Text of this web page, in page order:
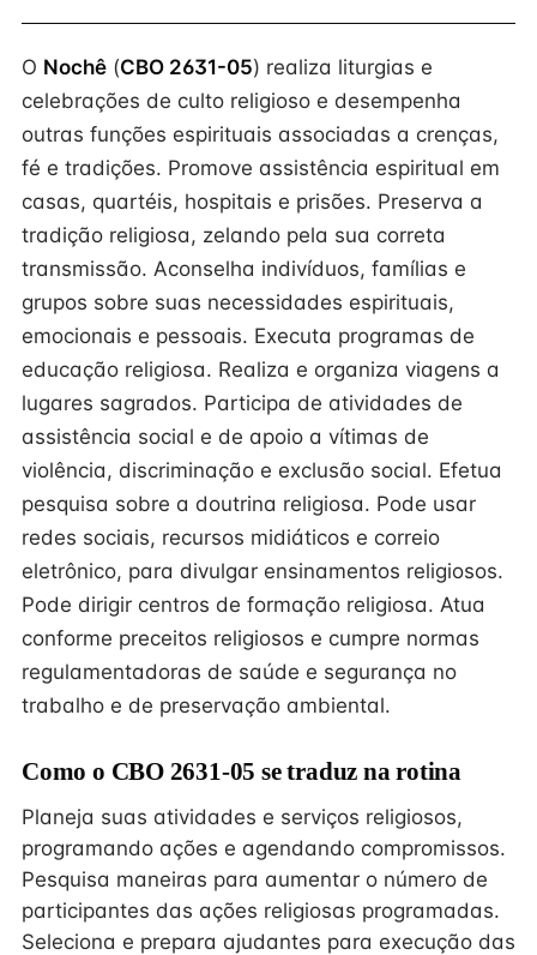
O Nochê (CBO 2631-05) realiza liturgias e
celebrações de culto religioso e desempenha
outras funções espirituais associadas a crenças,
fé e tradições. Promove assistência espiritual em
casas, quartéis, hospitais e prisões. Preserva a
tradição religiosa, zelando pela sua correta
transmissão. Aconselha indivíduos, famílias e
grupos sobre suas necessidades espirituais,
emocionais e pessoais. Executa programas de
educação religiosa. Realiza e organiza viagens a
lugares sagrados. Participa de atividades de
assistência social e de apoio a vítimas de
violência, discriminação e exclusão social. Efetua
pesquisa sobre a doutrina religiosa. Pode usar
redes sociais, recursos midiáticos e correio
eletrônico, para divulgar ensinamentos religiosos.
Pode dirigir centros de formação religiosa. Atua
conforme preceitos religiosos e cumpre normas
regulamentadoras de saúde e segurança no
trabalho e de preservação ambiental.
Como o CBO 2631-05 se traduz na rotina
Planeja suas atividades e serviços religiosos,
programando ações e agendando compromissos.
Pesquisa maneiras para aumentar o número de
participantes das ações religiosas programadas.
Seleciona e prepara ajudantes para execução das